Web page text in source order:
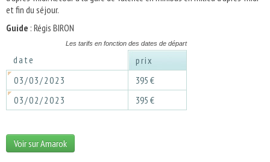
et fin du séjour.
Guide : Régis BIRON
Les tarifs en fonction des dates de départ
date
prix
03/03/2023
395 €
03/02/2023
395 €
Voir sur Amarok